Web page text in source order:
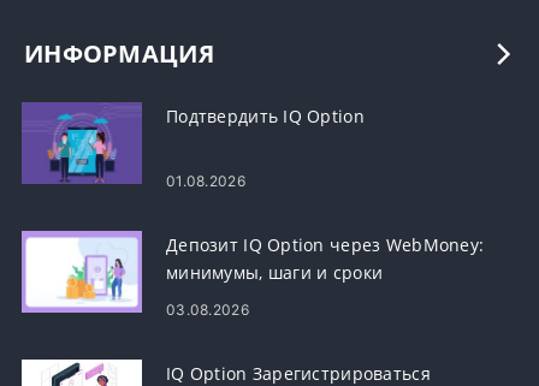
ИНФОРМАЦИЯ
Подтвердить IQ Option
01.08.2026
Депозит IQ Option через WebMoney:
минимумы, шаги и сроки
03.08.2026
IQ Option Зарегистрироваться